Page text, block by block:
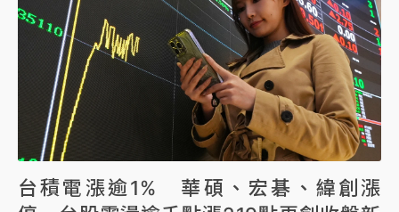
台積電漲逾1% 華碩、宏碁、緯創漲